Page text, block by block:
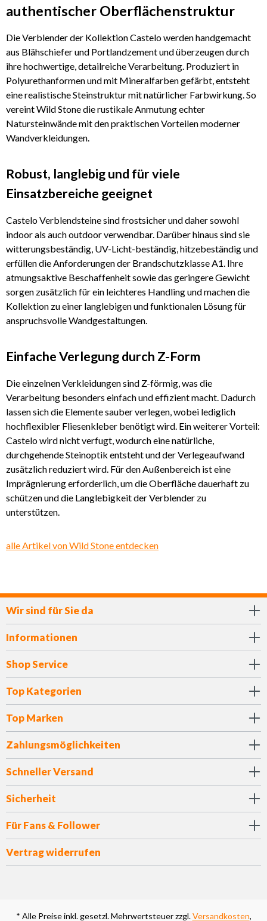
authentischer Oberflächenstruktur
Die Verblender der Kollektion Castelo werden handgemacht
aus Blähschiefer und Portlandzement und überzeugen durch
ihre hochwertige, detailreiche Verarbeitung. Produziert in
Polyurethanformen und mit Mineralfarben gefärbt, entsteht
eine realistische Steinstruktur mit natürlicher Farbwirkung. So
vereint Wild Stone die rustikale Anmutung echter
Natursteinwände mit den praktischen Vorteilen moderner
Wandverkleidungen.
Robust, langlebig und für viele
Einsatzbereiche geeignet
Castelo Verblendsteine sind frostsicher und daher sowohl
indoor als auch outdoor verwendbar. Darüber hinaus sind sie
witterungsbeständig, UV-Licht-beständig, hitzebeständig und
erfüllen die Anforderungen der Brandschutzklasse A1. Ihre
atmungsaktive Beschaffenheit sowie das geringere Gewicht
sorgen zusätzlich für ein leichteres Handling und machen die
Kollektion zu einer langlebigen und funktionalen Lösung für
anspruchsvolle Wandgestaltungen.
Einfache Verlegung durch Z-Form
Die einzelnen Verkleidungen sind Z-förmig, was die
Verarbeitung besonders einfach und effizient macht. Dadurch
lassen sich die Elemente sauber verlegen, wobei lediglich
hochflexibler Fliesenkleber benötigt wird. Ein weiterer Vorteil:
Castelo wird nicht verfugt, wodurch eine natürliche,
durchgehende Steinoptik entsteht und der Verlegeaufwand
zusätzlich reduziert wird. Für den Außenbereich ist eine
Imprägnierung erforderlich, um die Oberfläche dauerhaft zu
schützen und die Langlebigkeit der Verblender zu
unterstützen.
alle Artikel von Wild Stone entdecken
Wir sind für Sie da
Informationen
Shop Service
Top Kategorien
Top Marken
Zahlungsmöglichkeiten
Schneller Versand
Sicherheit
Für Fans & Follower
Vertrag widerrufen
* Alle Preise inkl. gesetzl. Mehrwertsteuer zzgl.Versandkosten,